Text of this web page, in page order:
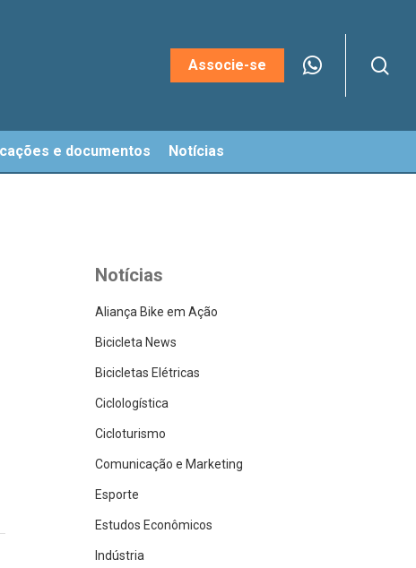
Associe-se
e documentos Notícias
Notícias
Aliança Bike em Ação
Bicicleta News
Bicicletas Elétricas
Ciclologística
Cicloturismo
Comunicação e Marketing
Esporte
Estudos Econômicos
Indústria